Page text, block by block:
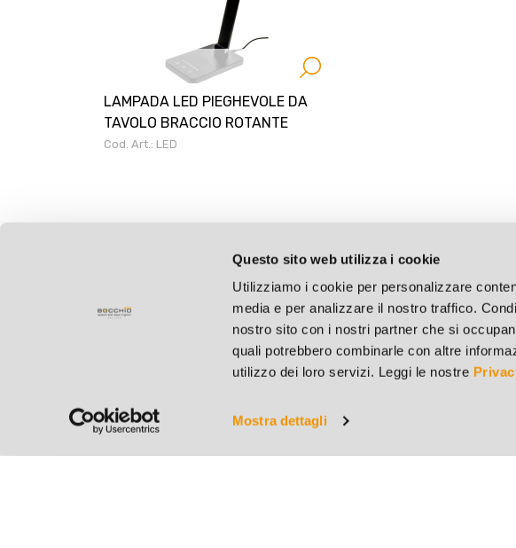
Questo sito web utilizza i cookie
Utilizziamo i cookie per personalizzare
media e per analizzare il nostro traffico.
nostro sito con i nostri partner che si
quali potrebbero combinarle con altre
utilizzo dei loro servizi. Leggi le nostre
Mostra dettagli
LAMPADA LED PIEGHEVOLE DA
TAVOLO BRACCIO ROTANTE
Cod. Art.: LED